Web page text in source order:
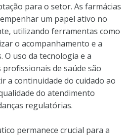
para o setor. As farmácias
um papel ativo no
utilizando ferramentas como
o acompanhamento e a
uso da tecnologia e a
de saúde são
a continuidade do cuidado ao
do atendimento
regulatórias.
permanece crucial para a